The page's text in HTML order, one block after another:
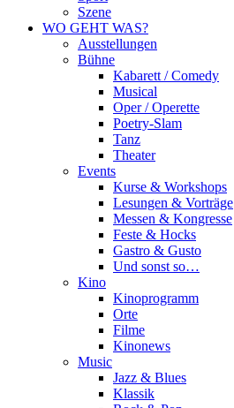
Szene
WO GEHT WAS?
Ausstellungen
Bühne
Kabarett / Comedy
Musical
Oper / Operette
Poetry-Slam
Tanz
Theater
Events
Kurse & Workshops
Lesungen & Vorträge
Messen & Kongresse
Feste & Hocks
Gastro & Gusto
Und sonst so…
Kino
Kinoprogramm
Orte
Filme
Kinonews
Music
Jazz & Blues
Klassik